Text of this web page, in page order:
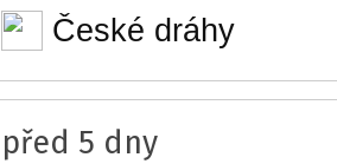
České dráhy
před 5 dny